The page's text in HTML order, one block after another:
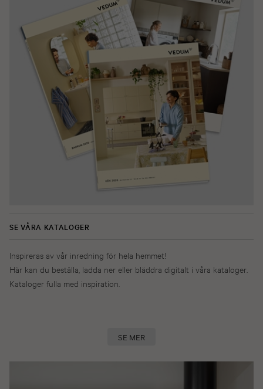
SE VÅRA KATALOGER
Inspireras av vår inredning för hela hemmet!
Här kan du beställa, ladda ner eller bläddra digitalt i våra kataloger.
Kataloger fulla med inspiration.
SE MER